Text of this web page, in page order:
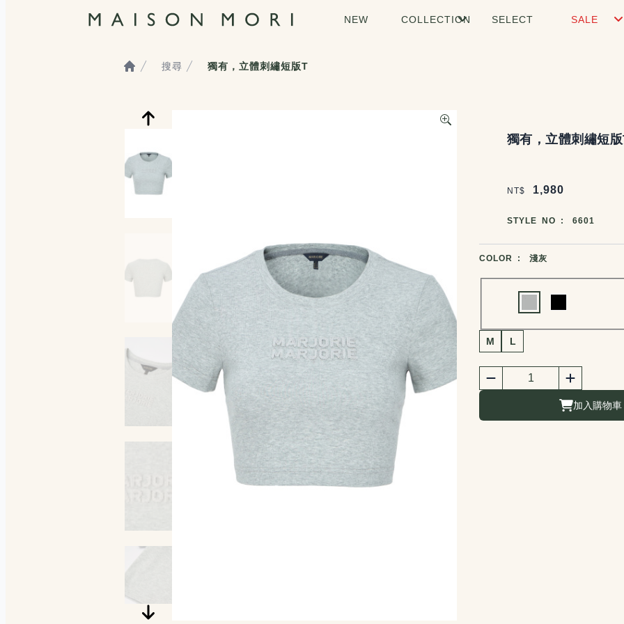
NEW COLLECTION SELECT SALE
Home
搜尋 獨有，立體刺繡短版T
服飾照片觀看
獨有，立體刺繡短
NT$ 1,980
商品編號
STYLE NO : 6601
商品顏色選擇
COLOR : 淺灰
Choose a color
商品尺寸選擇
M L
商品購買數量
加入購物車